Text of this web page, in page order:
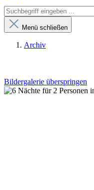
Menü schließen
Archiv
Bildergalerie überspringen